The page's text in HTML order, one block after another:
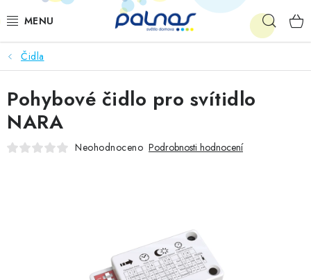
na
OSVĚTLENÍ INTERIÉRU
LED
VENKOVNÍ OSVĚTLENÍ
Čidla
Pohybové čidlo pro svítidlo
NARA
Neohodnoceno Podrobnosti hodnocení